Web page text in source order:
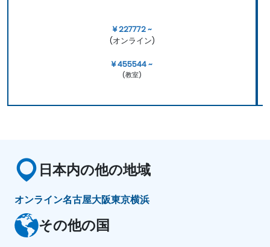
¥ 227772 ~
(オンライン)
¥ 455544 ~
(教室)
日本内の他の地域
オンライン名古屋大阪東京横浜
その他の国